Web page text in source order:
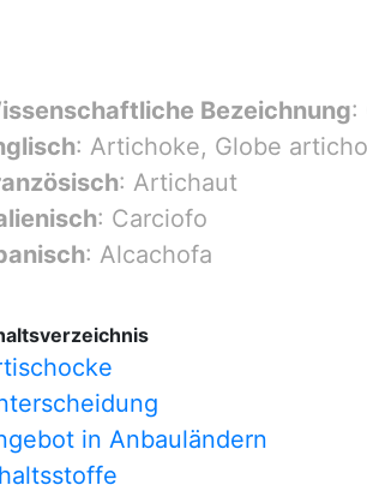
Bezeichnung:
: Artichoke, Globe
: Artichaut
: Carciofo
: Alcachofa
in Anbauländern